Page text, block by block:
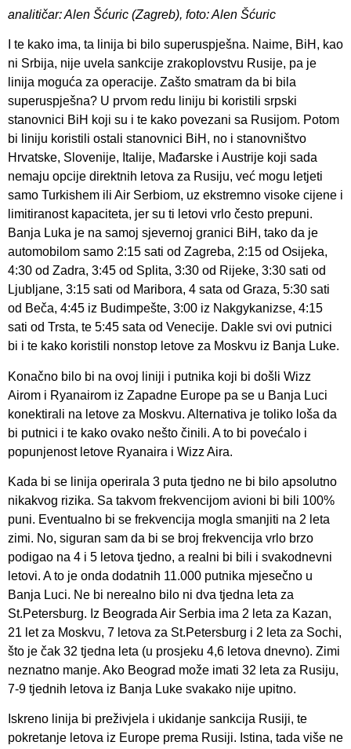
analitičar: Alen Šćuric (Zagreb), foto: Alen Šćuric
I te kako ima, ta linija bi bilo superuspješna. Naime, BiH, kao
ni Srbija, nije uvela sankcije zrakoplovstvu Rusije, pa je
linija moguća za operacije. Zašto smatram da bi bila
superuspješna? U prvom redu liniju bi koristili srpski
stanovnici BiH koji su i te kako povezani sa Rusijom. Potom
bi liniju koristili ostali stanovnici BiH, no i stanovništvo
Hrvatske, Slovenije, Italije, Mađarske i Austrije koji sada
nemaju opcije direktnih letova za Rusiju, već mogu letjeti
samo Turkishem ili Air Serbiom, uz ekstremno visoke cijene i
limitiranost kapaciteta, jer su ti letovi vrlo često prepuni.
Banja Luka je na samoj sjevernoj granici BiH, tako da je
automobilom samo 2:15 sati od Zagreba, 2:15 od Osijeka,
4:30 od Zadra, 3:45 od Splita, 3:30 od Rijeke, 3:30 sati od
Ljubljane, 3:15 sati od Maribora, 4 sata od Graza, 5:30 sati
od Beča, 4:45 iz Budimpešte, 3:00 iz Nakgykanizse, 4:15
sati od Trsta, te 5:45 sata od Venecije. Dakle svi ovi putnici
bi i te kako koristili nonstop letove za Moskvu iz Banja Luke.
Konačno bilo bi na ovoj liniji i putnika koji bi došli Wizz
Airom i Ryanairom iz Zapadne Europe pa se u Banja Luci
konektirali na letove za Moskvu. Alternativa je toliko loša da
bi putnici i te kako ovako nešto činili. A to bi povećalo i
popunjenost letove Ryanaira i Wizz Aira.
Kada bi se linija operirala 3 puta tjedno ne bi bilo apsolutno
nikakvog rizika. Sa takvom frekvencijom avioni bi bili 100%
puni. Eventualno bi se frekvencija mogla smanjiti na 2 leta
zimi. No, siguran sam da bi se broj frekvencija vrlo brzo
podigao na 4 i 5 letova tjedno, a realni bi bili i svakodnevni
letovi. A to je onda dodatnih 11.000 putnika mjesečno u
Banja Luci. Ne bi nerealno bilo ni dva tjedna leta za
St.Petersburg. Iz Beograda Air Serbia ima 2 leta za Kazan,
21 let za Moskvu, 7 letova za St.Petersburg i 2 leta za Sochi,
što je čak 32 tjedna leta (u prosjeku 4,6 letova dnevno). Zimi
neznatno manje. Ako Beograd može imati 32 leta za Rusiju,
7-9 tjednih letova iz Banja Luke svakako nije upitno.
Iskreno linija bi preživjela i ukidanje sankcija Rusiji, te
pokretanje letova iz Europe prema Rusiji. Istina, tada više ne